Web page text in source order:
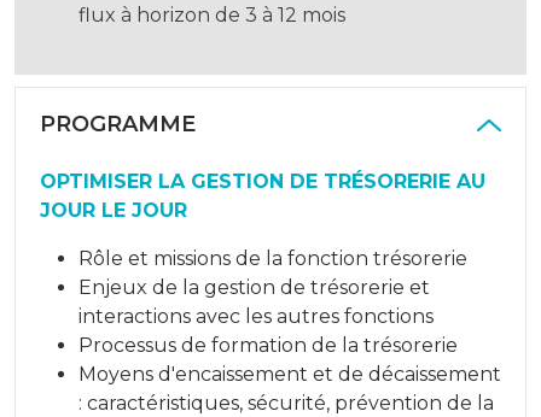
flux à horizon de 3 à 12 mois
PROGRAMME
OPTIMISER LA GESTION DE TRÉSORERIE AU
JOUR LE JOUR
Rôle et missions de la fonction trésorerie
Enjeux de la gestion de trésorerie et
interactions avec les autres fonctions
Processus de formation de la trésorerie
Moyens d'encaissement et de décaissement
: caractéristiques, sécurité, prévention de la